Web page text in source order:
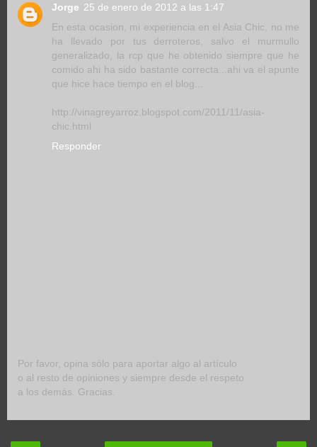
Jorge 25 de enero de 2012 a las 1:47
En esta ocasion, mi experiencia en el Asia Chic, no me
ha llevado por tus derroteros, salvo el murmullo
generalizado, la rcp que he obtenido siempre que he
comido ahi ha sido bastante correcta...ahi va el apunte
que hice hace tiempo en el blog...
http://vinagreyarroz.blogspot.com/2011/11/asia-
chic.html
Responder
Por favor, opina sólo para aportar algo al artículo
o al resto de opiniones y siempre desde el respeto
a los demás. Gracias.